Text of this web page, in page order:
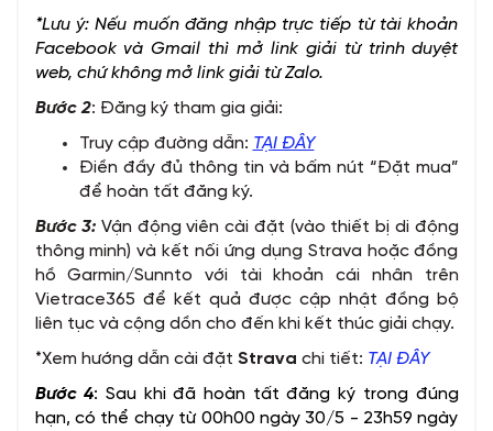
*Lưu ý: Nếu muốn đăng nhập trực tiếp từ tài khoản
Facebook và Gmail thì mở link giải từ trình duyệt
web, chứ không mở link giải từ Zalo.
Bước 2: Đăng ký tham gia giải:
Truy cập đường dẫn: TẠI ĐÂY
Điền đầy đủ thông tin và bấm nút “Đặt mua”
để hoàn tất đăng ký.
Bước 3: Vận động viên cài đặt (vào thiết bị di động
thông minh) và kết nối ứng dụng Strava hoặc đồng
hồ Garmin/Sunnto với tài khoản cái nhân trên
Vietrace365 để kết quả được cập nhật đồng bộ
liên tục và cộng dồn cho đến khi kết thúc giải chạy.
*Xem hướng dẫn cài đặt Strava chi tiết: TẠI ĐÂY
Bước 4: Sau khi đã hoàn tất đăng ký trong đúng
hạn, có thể chạy từ 00h00 ngày 30/5 - 23h59 ngày